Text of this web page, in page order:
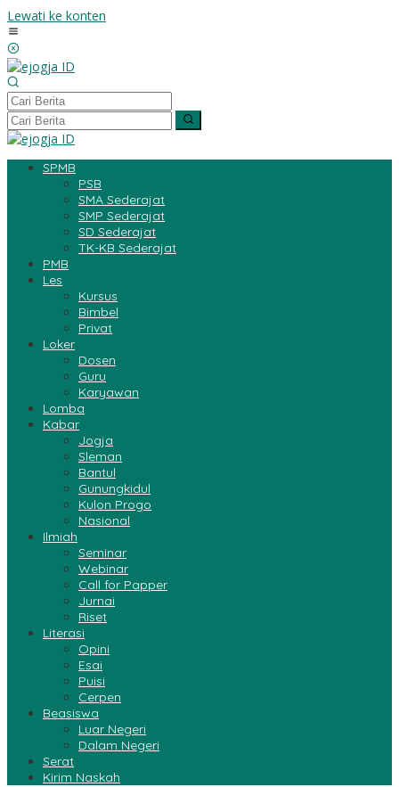
Lewati ke konten
SPMB
PSB
SMA Sederajat
SMP Sederajat
SD Sederajat
TK-KB Sederajat
PMB
Les
Kursus
Bimbel
Privat
Loker
Dosen
Guru
Karyawan
Lomba
Kabar
Jogja
Sleman
Bantul
Gunungkidul
Kulon Progo
Nasional
Ilmiah
Seminar
Webinar
Call for Papper
Jurnai
Riset
Literasi
Opini
Esai
Puisi
Cerpen
Beasiswa
Luar Negeri
Dalam Negeri
Serat
Kirim Naskah